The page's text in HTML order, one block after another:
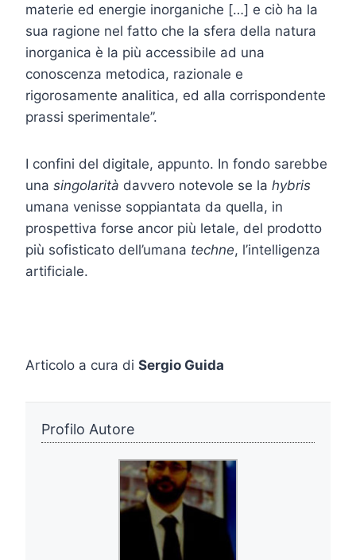
materie ed energie inorganiche […] e ciò ha la
sua ragione nel fatto che la sfera della natura
inorganica è la più accessibile ad una
conoscenza metodica, razionale e
rigorosamente analitica, ed alla corrispondente
prassi sperimentale”.
I confini del digitale, appunto. In fondo sarebbe
una singolarità davvero notevole se la hybris
umana venisse soppiantata da quella, in
prospettiva forse ancor più letale, del prodotto
più sofisticato dell’umana techne, l’intelligenza
artificiale.
Articolo a cura di Sergio Guida
Profilo Autore